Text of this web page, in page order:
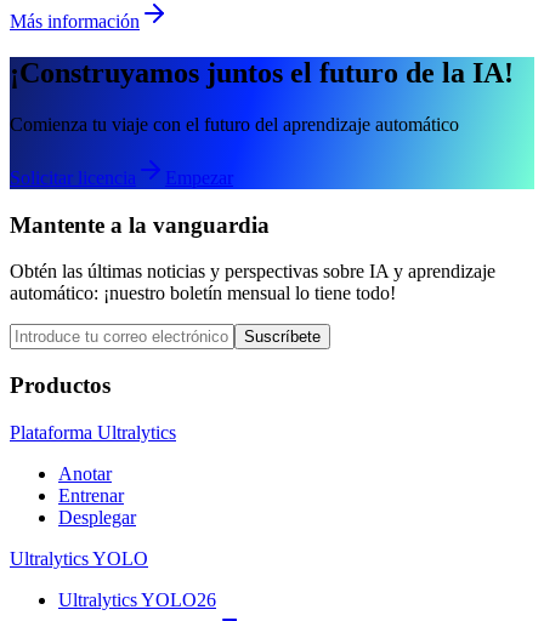
Más información
¡Construyamos juntos el futuro de la IA!
Comienza tu viaje con el futuro del aprendizaje automático
Solicitar licencia Empezar
Mantente a la vanguardia
Obtén las últimas noticias y perspectivas sobre IA y aprendizaje
automático: ¡nuestro boletín mensual lo tiene todo!
Suscríbete
Productos
Plataforma Ultralytics
Anotar
Entrenar
Desplegar
Ultralytics YOLO
Ultralytics YOLO26